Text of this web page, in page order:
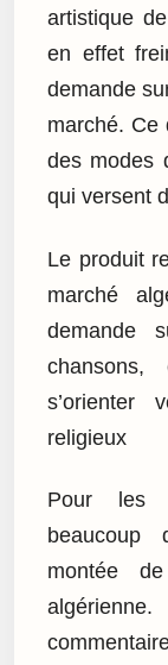
artistique
en effet
demande
marché. Ce
des modes
qui versent
Le produit
marché
demande
s’orienter
religieux
Pour les
beaucoup
montée